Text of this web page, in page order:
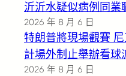
沂沂水疑似病例同業
2026 年 8 月 6 日
特朗普將現場觀賽
計場外制止舉辦看球
2026 年 8 月 6 日